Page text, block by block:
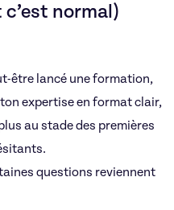
normal)
être lancé une formation,
expertise en format clair,
au stade des premières
questions reviennent